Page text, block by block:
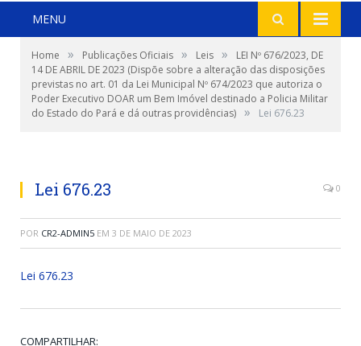
MENU
Home » Publicações Oficiais » Leis »
LEI Nº 676/2023, DE
14 DE ABRIL DE 2023 (Dispõe sobre a alteração das disposições
previstas no art. 01 da Lei Municipal Nº 674/2023 que autoriza o
Poder Executivo DOAR um Bem Imóvel destinado a Policia Militar
do Estado do Pará e dá outras providências) » Lei 676.23
Lei 676.23 0
POR CR2-ADMIN5 EM 3 DE MAIO DE 2023
Lei 676.23
COMPARTILHAR: